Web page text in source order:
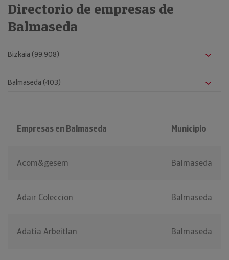
Directorio de empresas de
Balmaseda
Empresas en Balmaseda Municipio
Acom&gesem Balmaseda
Adair Coleccion Balmaseda
Adatia Arbeitlan Balmaseda